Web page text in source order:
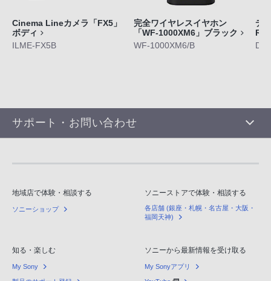
Cinema Lineカメラ「FX5」
ボディ
ILME-FX5B
完全ワイヤレスイヤホン
「WF-1000XM6」ブラック
WF-1000XM6/B
デ
サポート・お問い合わせ
地域店で体験・相談する
ソニーショップ
ソニーストアで体験・相談する
各店舗 (銀座・札幌・名古屋・大阪・
福岡天神)
知る・楽しむ
My Sony
ソニーから最新情報を受け取る
My Sonyアプリ